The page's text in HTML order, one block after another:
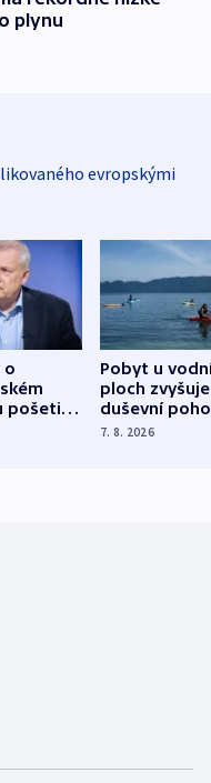
plynu
evropskými
o
pošetilé,
Pobyt u
ploch zvyšuje
duševní
ukázala
7. 8. 2026